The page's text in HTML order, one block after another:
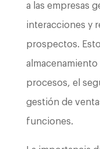
a las empresas
interacciones y
prospectos.
procesos, el
gestión de
funciones.